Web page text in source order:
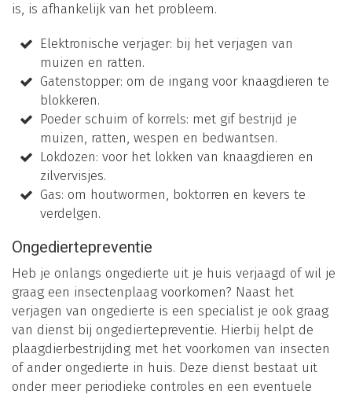
is, is afhankelijk van het probleem.
Elektronische verjager: bij het verjagen van
muizen en ratten.
Gatenstopper: om de ingang voor knaagdieren te
blokkeren.
Poeder schuim of korrels: met gif bestrijd je
muizen, ratten, wespen en bedwantsen.
Lokdozen: voor het lokken van knaagdieren en
zilvervisjes.
Gas: om houtwormen, boktorren en kevers te
verdelgen.
Ongediertepreventie
Heb je onlangs ongedierte uit je huis verjaagd of wil je
graag een insectenplaag voorkomen? Naast het
verjagen van ongedierte is een specialist je ook graag
van dienst bij ongediertepreventie. Hierbij helpt de
plaagdierbestrijding met het voorkomen van insecten
of ander ongedierte in huis. Deze dienst bestaat uit
onder meer periodieke controles en een eventuele